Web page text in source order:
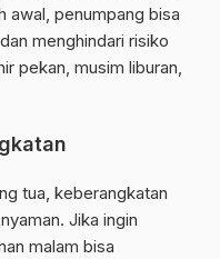
awal, penumpang bisa
menghindari risiko
pekan, musim liburan,
tua, keberangkatan
Jika ingin
malam bisa